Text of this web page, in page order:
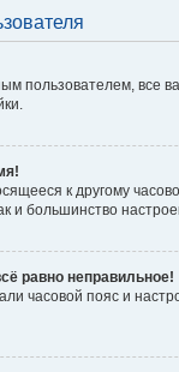
пользователем, все
к другому
и большинство
равно неправильное!
часовой пояс и